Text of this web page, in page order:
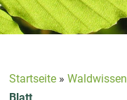
Startseite »Waldwissen